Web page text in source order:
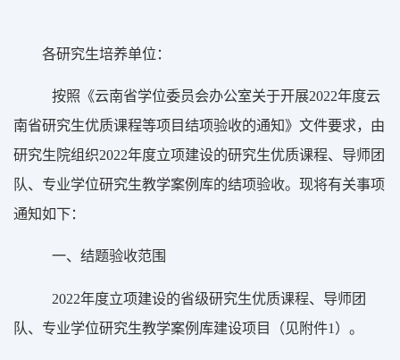
各研究生培养单位：
按照《云南省学位委员会办公室关于开展2022年度云
南省研究生优质课程等项目结项验收的通知》文件要求，由
研究生院组织2022年度立项建设的研究生优质课程、导师团
队、专业学位研究生教学案例库的结项验收。现将有关事项
通知如下：
一、结题验收范围
2022年度立项建设的省级研究生优质课程、导师团
队、专业学位研究生教学案例库建设项目（见附件1）。